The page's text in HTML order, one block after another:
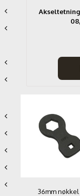
67-
36mm nøkkel